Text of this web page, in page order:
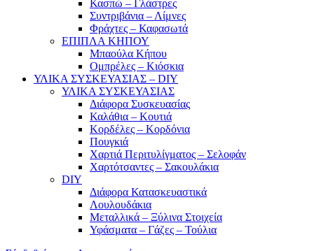
Κασπώ – Γλάστρες
Συντριβάνια – Λίμνες
Φράχτες – Καφασωτά
ΕΠΙΠΛΑ ΚΗΠΟΥ
Μπαούλα Κήπου
Ομπρέλες – Κιόσκια
ΥΛΙΚΑ ΣΥΣΚΕΥΑΣΙΑΣ – DIY
ΥΛΙΚΑ ΣΥΣΚΕΥΑΣΙΑΣ
Διάφορα Συσκευασίας
Καλάθια – Κουτιά
Κορδέλες – Κορδόνια
Πουγκιά
Χαρτιά Περιτυλίγματος – Σελοφάν
Χαρτότσαντες – Σακουλάκια
DIY
Διάφορα Κατασκευαστικά
Λουλουδάκια
Μεταλλικά – Ξύλινα Στοιχεία
Υφάσματα – Γάζες – Τούλια